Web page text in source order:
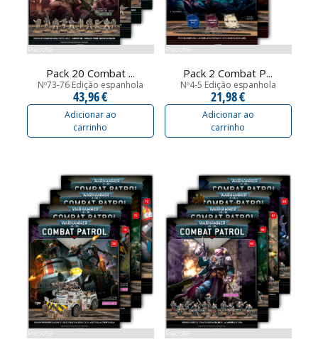
Pacote
Pack 20 Combat ...
Nº73-76 Edição espanhola
43,96 €
Adicionar ao
carrinho
Pacote
Pack 2 Combat P...
Nº4-5 Edição espanhola
21,98 €
Adicionar ao
carrinho
Pacote Pacote